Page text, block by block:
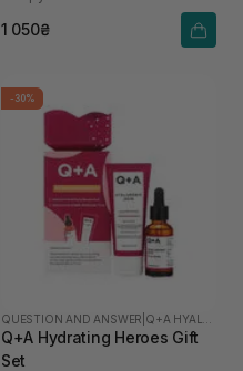
1 050₴
-30%
QUESTION AND ANSWER
Q+A Hydrating Heroes Gift
Set